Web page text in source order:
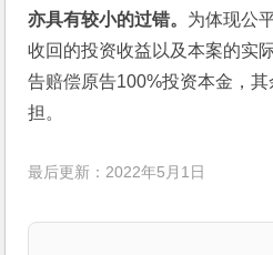
亦具有较小的过错。 为体现公
收回的投资收益以及本案的实
告赔偿原告100%投资本金，
担。
最后更新：2022年5月1日